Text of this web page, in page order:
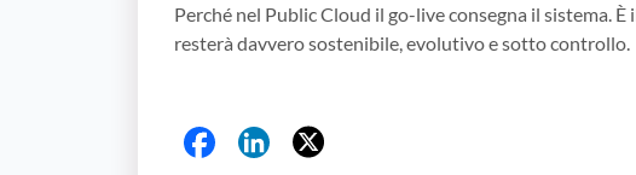
Perché nel Public Cloud il go-live consegna il sistema.
resterà davvero sostenibile, evolutivo e sotto controllo.